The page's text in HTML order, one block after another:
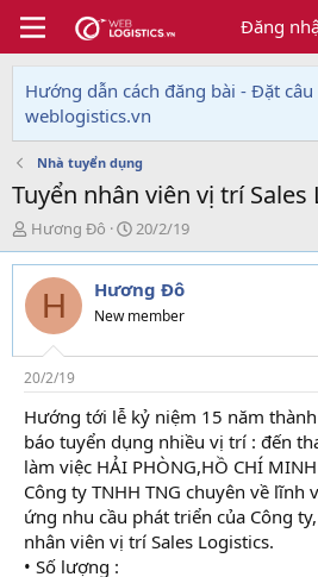
Đăng
Hướng dẫn cách đăng bài - Đặt
weblogistics.vn
Nhà tuyển dụng
Tuyển nhân viên vị trí Sales
T
h
r
e
d
s
t
a
r
t
e
r
Hương Đô
N
g
à
y
g
i
20/2/19
H Hương Đô
New member
20/2/19
Hướng tới lễ kỷ niệm 15 năm
báo tuyển dụng nhiều vị trí : đến
làm việc HẢI PHÒNG,HỒ CHÍ MINH
Công ty TNHH TNG chuyên về lĩnh
ứng nhu cầu phát triển của Công
nhân viên vị trí Sales Logistics.
• Số lượng :